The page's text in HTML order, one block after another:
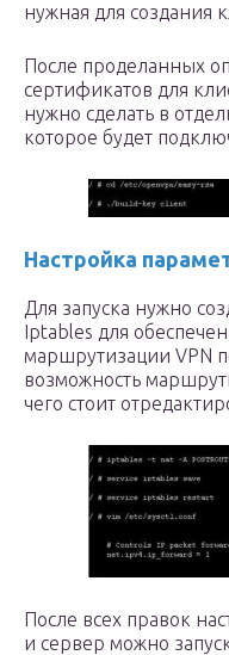
нужная для создания
После проделанных
сертификатов для
нужно сделать в
которое будет
Настройка
Для запуска нужно
Iptables для
маршрутизации VPN
возможность
чего стоит
После всех правок
и сервер можно